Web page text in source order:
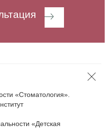
«Стоматология».
«Детская